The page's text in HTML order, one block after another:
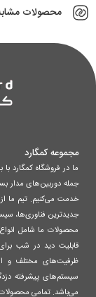
محصولات
مجموعه کمگارد
ما در فروشگاه کمگارد
جمله دوربین‌های مدار
خدمت می‌کنیم. تیم ما
جدیدترین فناوری‌ها،
محصولات ما شامل
ظرفیت‌های مختلف و
سیستم‌های پیشرفته
می‌باشد. تمامی